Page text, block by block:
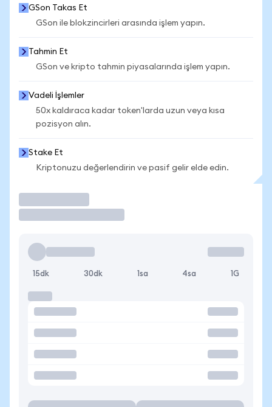
GSon Takas Et
GSon ile blokzincirleri arasında işlem yapın.
Tahmin Et
GSon ve kripto tahmin piyasalarında işlem yapın.
Vadeli İşlemler
50x kaldıraca kadar token'larda uzun veya kısa
pozisyon alın.
Stake Et
Kriptonuzu değerlendirin ve pasif gelir elde edin.
15dk 30dk 1sa 4sa 1G